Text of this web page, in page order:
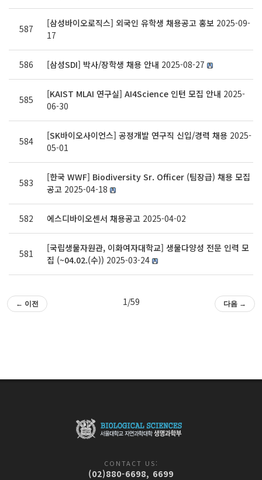
587 [삼성바이오로직스] 외국인 유학생 채용공고 홍보 2025-09-
17
586 [삼성SDI] 박사/장학생 채용 안내 2025-08-27
585 [KAIST MLAI 연구실] AI4Science 인턴 모집 안내 2025-
06-30
584 [SK바이오사이언스] 공정개발 연구직 신입/경력 채용 2025-
05-01
583
[한국 WWF] Biodiversity Sr. Officer (팀장급) 채용 모집
공고 2025-04-18
582 에스디바이오센서 채용공고 2025-04-02
581
[국립생물자원관, 이화여자대학교] 생물다양성 전문 인력 모
집 (~04.02.(수)) 2025-03-24
← 이전 1/59 다음 →
CONTACT US:
(02)880-6698, 6699